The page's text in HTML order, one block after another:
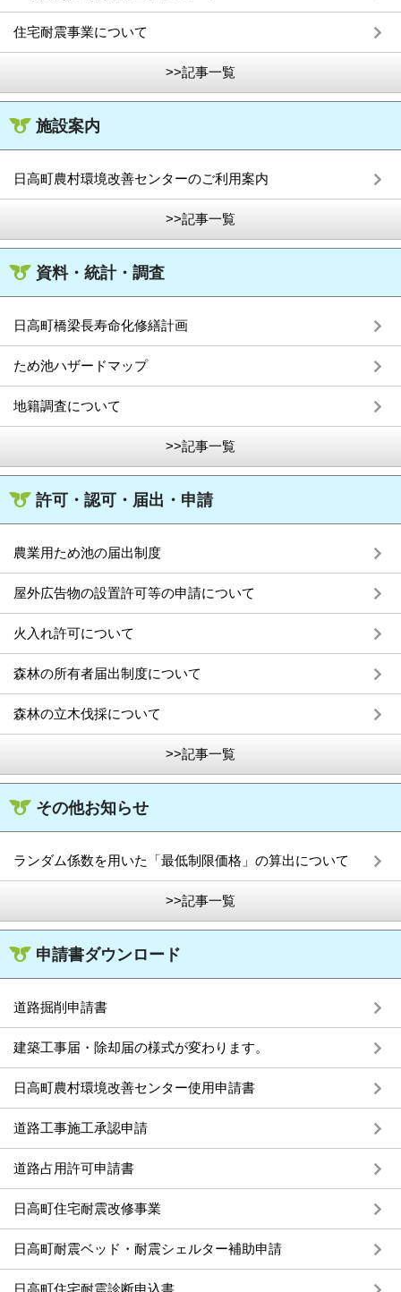
住宅耐震事業について
>>記事一覧
施設案内
日高町農村環境改善センターのご利用案内
>>記事一覧
資料・統計・調査
日高町橋梁長寿命化修繕計画
ため池ハザードマップ
地籍調査について
>>記事一覧
許可・認可・届出・申請
農業用ため池の届出制度
屋外広告物の設置許可等の申請について
火入れ許可について
森林の所有者届出制度について
森林の立木伐採について
>>記事一覧
その他お知らせ
ランダム係数を用いた「最低制限価格」の算出について
>>記事一覧
申請書ダウンロード
道路掘削申請書
建築工事届・除却届の様式が変わります。
日高町農村環境改善センター使用申請書
道路工事施工承認申請
道路占用許可申請書
日高町住宅耐震改修事業
日高町耐震ベッド・耐震シェルター補助申請
日高町住宅耐震診断申込書